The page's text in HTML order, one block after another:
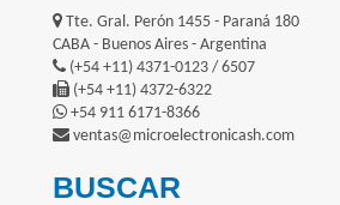
Tte. Gral. Perón 1455 - Paraná 180
CABA - Buenos Aires - Argentina
(+54 +11) 4371-0123 / 6507
(+54 +11) 4372-6322
+54 911 6171-8366
ventas@microelectronicash.com
BUSCAR